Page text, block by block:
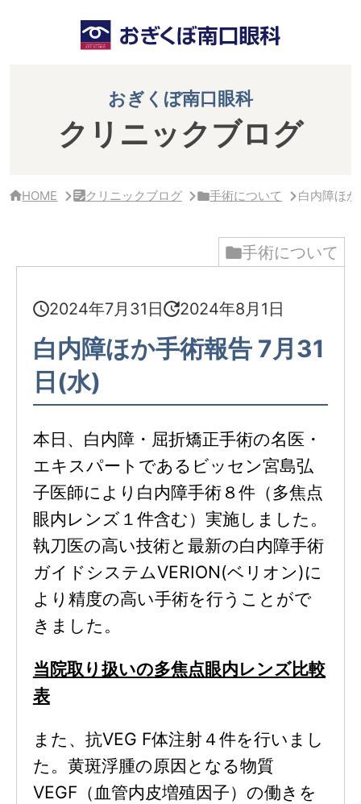
おぎくぼ南口眼科
クリニックブログ
HOME クリニックブログ 手術について 白内障ほ
手術について
2024年7月31日 2024年8月1日
白内障ほか手術報告 7月31
日(水)
本日、白内障・屈折矯正手術の名医・
エキスパートであるビッセン宮島弘
子医師により白内障手術８件（多焦点
眼内レンズ１件含む）実施しました。
執刀医の高い技術と最新の白内障手術
ガイドシステムVERION(ベリオン)に
より精度の高い手術を行うことがで
きました。
当院取り扱いの多焦点眼内レンズ比較
表
また、抗VEG F体注射４件を行いまし
た。黄斑浮腫の原因となる物質
VEGF（血管内皮増殖因子）の働きを